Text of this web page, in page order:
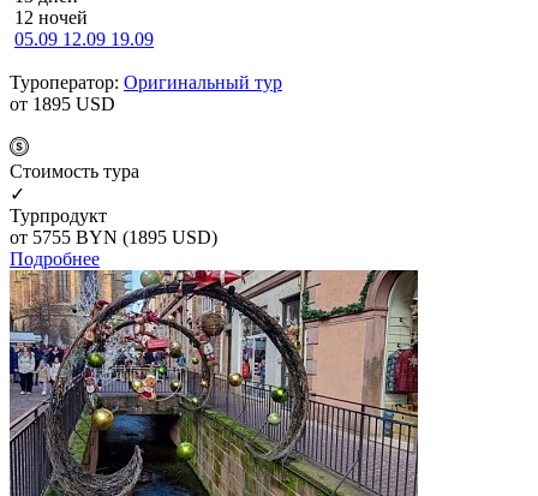
12 ночей
05.09 12.09 19.09
Туроператор: Оригинальный тур
от 1895 USD
Cтоимость тура
✓
Турпродукт
от 5755 BYN (1895 USD)
Подробнее